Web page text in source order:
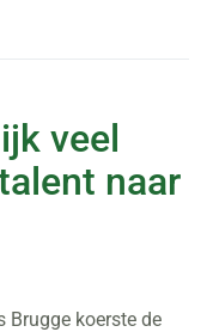
veel
naar
Brugge koerste de